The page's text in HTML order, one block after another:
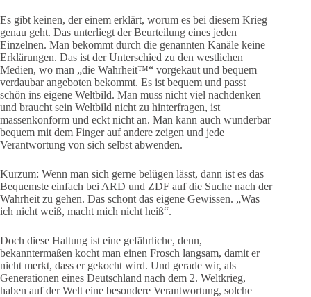
Es gibt keinen, der einem erklärt, worum es bei diesem Krieg
genau geht. Das unterliegt der Beurteilung eines jeden
Einzelnen. Man bekommt durch die genannten Kanäle keine
Erklärungen. Das ist der Unterschied zu den westlichen
Medien, wo man „die Wahrheit™“ vorgekaut und bequem
verdaubar angeboten bekommt. Es ist bequem und passt
schön ins eigene Weltbild. Man muss nicht viel nachdenken
und braucht sein Weltbild nicht zu hinterfragen, ist
massenkonform und eckt nicht an. Man kann auch wunderbar
bequem mit dem Finger auf andere zeigen und jede
Verantwortung von sich selbst abwenden.
Kurzum: Wenn man sich gerne belügen lässt, dann ist es das
Bequemste einfach bei ARD und ZDF auf die Suche nach der
Wahrheit zu gehen. Das schont das eigene Gewissen. „Was
ich nicht weiß, macht mich nicht heiß“.
Doch diese Haltung ist eine gefährliche, denn,
bekanntermaßen kocht man einen Frosch langsam, damit er
nicht merkt, dass er gekocht wird. Und gerade wir, als
Generationen eines Deutschland nach dem 2. Weltkrieg,
haben auf der Welt eine besondere Verantwortung, solche